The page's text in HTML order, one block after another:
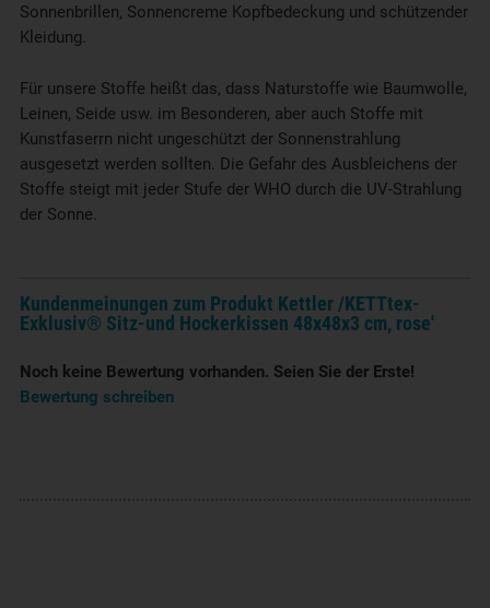
Sonnenbrillen, Sonnencreme Kopfbedeckung und schützender
Kleidung.
Für unsere Stoffe heißt das, dass Naturstoffe wie Baumwolle,
Leinen, Seide usw. im Besonderen, aber auch Stoffe mit
Kunstfaserrn nicht ungeschützt der Sonnenstrahlung
ausgesetzt werden sollten. Die Gefahr des Ausbleichens der
Stoffe steigt mit jeder Stufe der WHO durch die UV-Strahlung
der Sonne.
Kundenmeinungen zum Produkt Kettler /KETTtex-
Exklusiv® Sitz-und Hockerkissen 48x48x3 cm, rose'
Noch keine Bewertung vorhanden. Seien Sie der Erste!
Bewertung schreiben